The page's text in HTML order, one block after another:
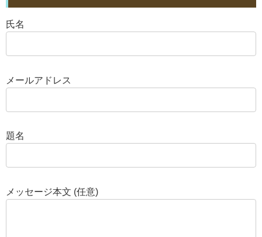
氏名
メールアドレス
題名
メッセージ本文 (任意)